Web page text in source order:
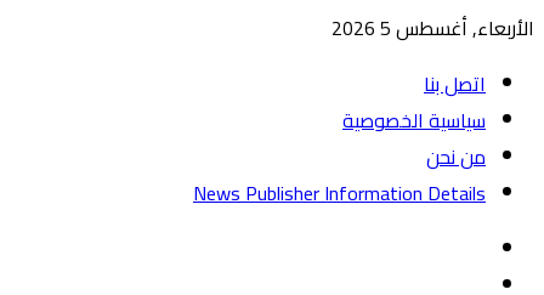
الأربعاء, أغسطس 5 2026
اتصل بنا
سياسية الخصوصية
من نحن
News Publisher Information Details